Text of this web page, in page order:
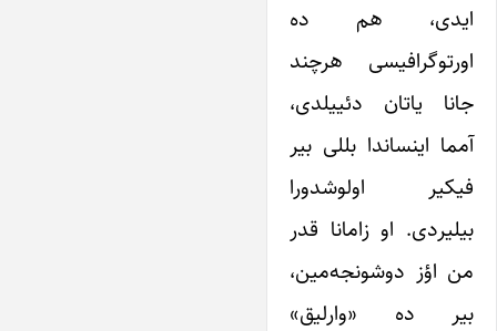
ایدی، هم ده
اورتوگرافیسی هرچند
جانا‌ یاتان دئییلدی،
آمما اینساندا بللی بیر
فیکیر اولوشدورا
‌بیلیردی. او زامانا قدر
من اؤز دوشونجه‌مین،
بیر ده «وارلیق»